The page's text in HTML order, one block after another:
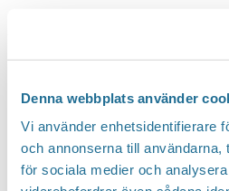
Denna webbplats använder
Vi använder enhetsidentifierare
och annonserna till användarna,
för sociala medier och
Evenemang from